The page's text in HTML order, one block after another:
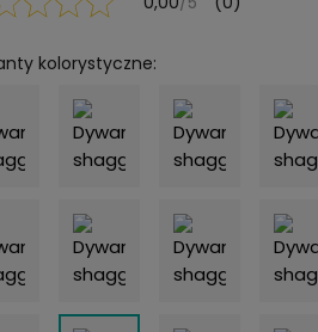
kolorystyczne: